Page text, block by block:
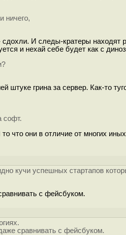
ничего,
И следы-кратеры находят
и нехай себе будет как с
штуке грина за сервер. Как-то
софт.
что они в отличие от многих
кучи успешных стартапов
с фейсбуком.
сравнивать с фейсбуком.